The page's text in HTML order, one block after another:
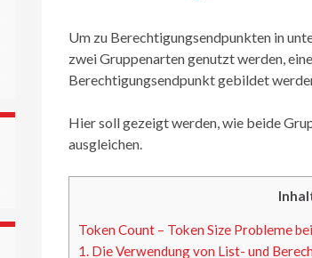
Um zu Berechtigungsendpunkten in
zwei Gruppenarten genutzt werden,
Berechtigungsendpunkt gebildet
Hier soll gezeigt werden, wie beide
ausgleichen.
Token Count – Token Size Probleme
1. Die Verwendung von List- und